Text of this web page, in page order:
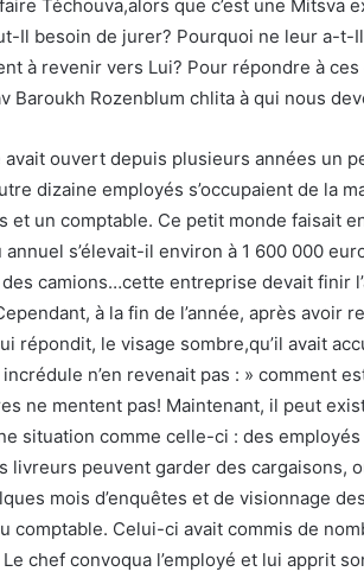
Téchouva,alors que c’est une Mitsva
Il besoin de jurer? Pourquoi ne leur a-
à revenir vers Lui? Pour répondre à
Baroukh Rozenblum chlita à qui nous
avait ouvert depuis plusieurs années un
dizaine employés s’occupaient de la
et un comptable. Ce petit monde faisait
s’élevait-il environ à 1 600 000
camions…cette entreprise devait finir
à la fin de l’année, après avoir
répondit, le visage sombre,qu’il avait
n’en revenait pas : » comment
ne mentent pas! Maintenant, il peut
situation comme celle-ci : des
livreurs peuvent garder des cargaisons,
mois d’enquêtes et de visionnage
comptable. Celui-ci avait commis de
chef convoqua l’employé et lui apprit